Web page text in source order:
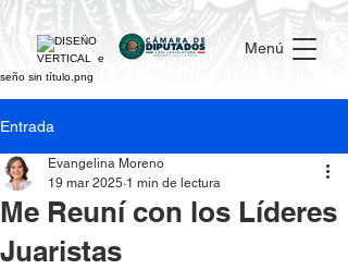
Menú
Entrada
Me Reuní con los Líderes
Juaristas
Evangelina Moreno
19 mar 2025 1 min de lectura